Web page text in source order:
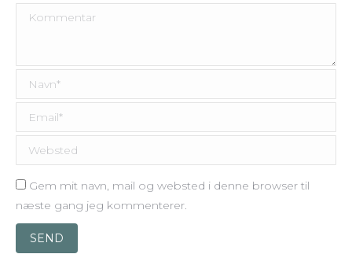
Kommentar
Navn *
Email *
Websted
Gem mit navn, mail og websted i denne browser til
næste gang jeg kommenterer.
SEND